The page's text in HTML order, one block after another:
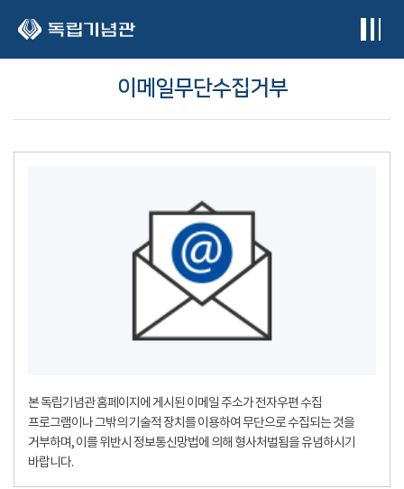
이메일무단수집거부
본 독립기념관 홈페이지에 게시된 이메일 주소가 전자우편 수집
프로그램이나 그밖의 기술적 장치를 이용하여 무단으로 수집되는 것을
거부하며, 이를 위반시 정보통신망법에 의해 형사처벌됨을 유념하시기
바랍니다.